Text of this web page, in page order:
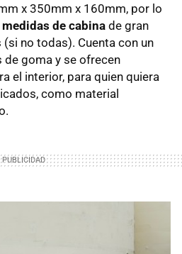
x 350mm x 160mm, por lo
medidas de cabina de gran
no todas). Cuenta con un
de goma y se ofrecen
el interior, para quien quiera
como material